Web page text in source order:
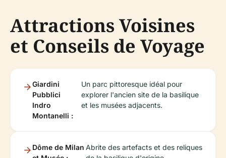
Attractions Voisines
et Conseils de Voyage
Giardini
Pubblici
Indro
Montanelli :
Un parc pittoresque idéal pour
explorer l'ancien site de la basilique
et les musées adjacents.
Dôme de Milan Abrite des artefacts et des reliques